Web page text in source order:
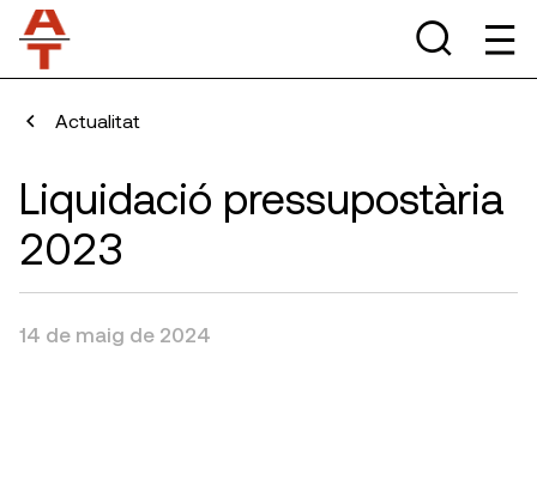
Actualitat
Liquidació pressupostària
2023
14 de maig de 2024